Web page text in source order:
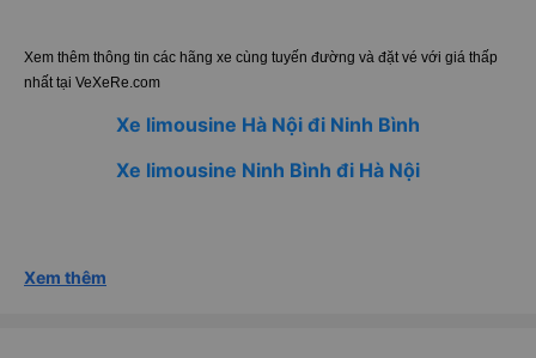
Xem thêm thông tin các hãng xe cùng tuyến đường và đặt vé với giá thấp
nhất tại VeXeRe.com
Xe limousine Hà Nội đi Ninh Bình
Xe limousine Ninh Bình đi Hà Nội
Xem thêm